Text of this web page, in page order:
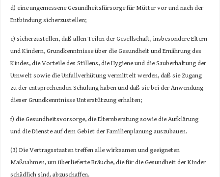
d) eine angemessene Gesundheitsfürsorge für Mütter vor und nach der
Entbindung sicherzustellen;
e) sicherzustellen, daß allen Teilen der Gesellschaft, insbesondere Eltern
und Kindern, Grundkenntnisse über die Gesundheit und Ernährung des
Kindes, die Vorteile des Stillens, die Hygiene und die Sauberhaltung der
Umwelt sowie die Unfallverhütung vermittelt werden, daß sie Zugang
zu der entsprechenden Schulung haben und daß sie bei der Anwendung
dieser Grundkenntnisse Unterstützung erhalten;
f) die Gesundheitsvorsorge, die Elternberatung sowie die Aufklärung
und die Dienste auf dem Gebiet der Familienplanung auszubauen.
(3) Die Vertragsstaaten treffen alle wirksamen und geeigneten
Maßnahmen, um überlieferte Bräuche, die für die Gesundheit der Kinder
schädlich sind, abzuschaffen.